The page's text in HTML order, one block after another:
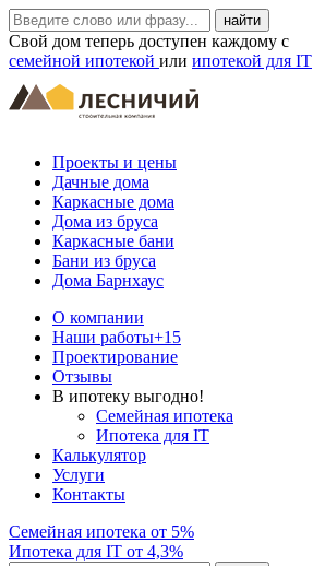
Свой дом теперь доступен каждому с
семейной ипотекой или ипотекой для IT
Проекты и цены
Дачные дома
Каркасные дома
Дома из бруса
Каркасные бани
Бани из бруса
Дома Барнхаус
О компании
Наши работы+15
Проектирование
Отзывы
В ипотеку выгодно!
Семейная ипотека
Ипотека для IT
Калькулятор
Услуги
Контакты
Семейная ипотека от 5%
Ипотека для IT от 4,3%